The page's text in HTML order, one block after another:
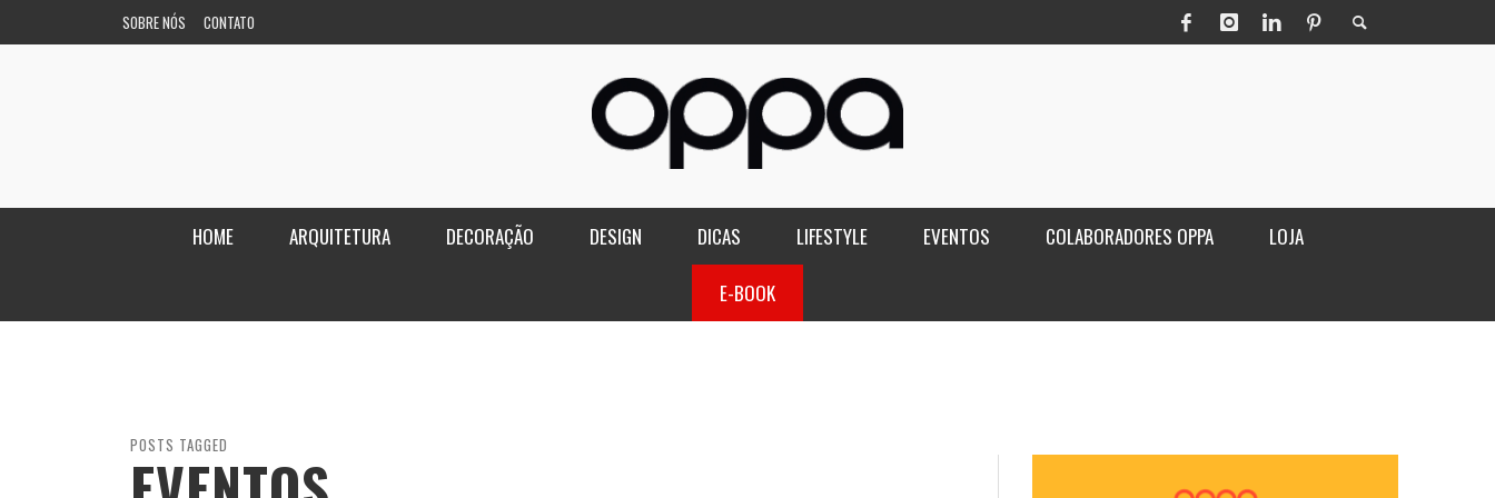
SOBRE NÓS CONTATO
HOME ARQUITETURA DECORAÇÃO DESIGN DICAS LIFESTYLE EVENTOS COLABORADORES OPPA LOJA
E-BOOK
POSTS TAGGED